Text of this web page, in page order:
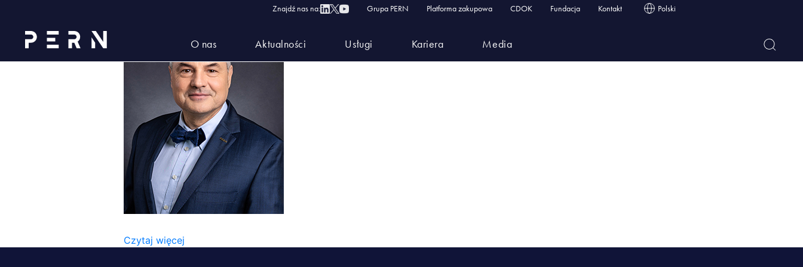
Znajdź nas na: Grupa PERN Platforma zakupowa CDOK Fundacja Kontakt Polski
O nas Aktualności Usługi Kariera Media
Czytaj więcej